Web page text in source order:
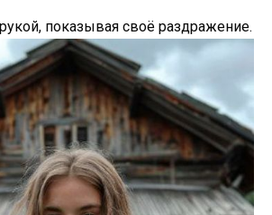
показывая своё раздражение.